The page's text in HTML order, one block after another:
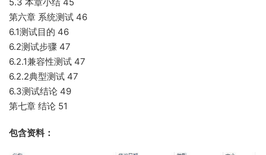
第六章 系统测试 46
6.1测试目的 46
6.2测试步骤 47
6.2.1兼容性测试 47
6.2.2典型测试 47
6.3测试结论 49
第七章 结论 51
包含资料：